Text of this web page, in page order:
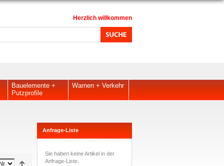
Herzlich willkommen
Bauelemente +
Putzprofile
Warnen + Verkehr
Anfrage-Liste
Sie haben keine Artikel in der
Anfrage-Liste.